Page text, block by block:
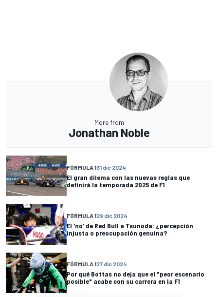
More from
Jonathan Noble
FÓRMULA 131 dic 2024
El gran dilema con las nuevas reglas que
definirá la temporada 2025 de F1
FÓRMULA 129 dic 2024
El 'no' de Red Bull a Tsunoda: ¿percepción
injusta o preocupación genuina?
FÓRMULA 127 dic 2024
Por qué Bottas no deja que el "peor escenario
posible" acabe con su carrera en la F1